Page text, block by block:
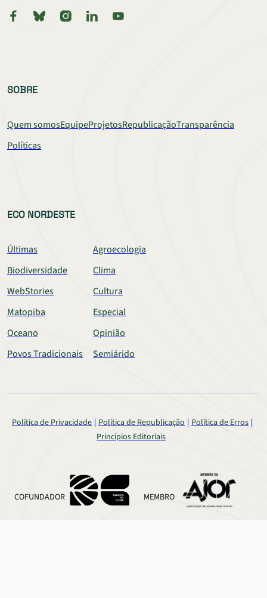
SOBRE
Quem somosEquipeProjetosRepublicaçãoTransparência
Políticas
ECO NORDESTE
Últimas
Agroecologia
Biodiversidade
Clima
WebStories
Cultura
Matopiba
Especial
Oceano
Opinião
Povos Tradicionais
Semiárido
Política de Privacidade Política de Republicação
Política de Erros
Princípios Editoriais
COFUNDADOR MEMBRO